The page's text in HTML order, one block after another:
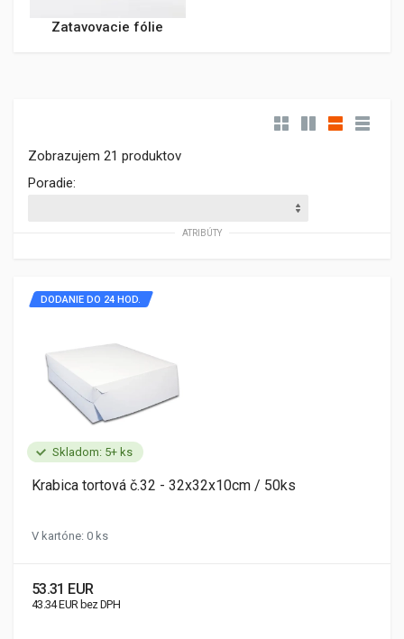
Zatavovacie fólie
Zobrazujem 21 produktov
Poradie:
ATRIBÚTY
Skladom: 5+ ks
DODANIE DO 24 HOD.
Krabica tortová č.32 - 32x32x10cm / 50ks
V kartóne: 0 ks
53.31 EUR
43.34 EUR bez DPH